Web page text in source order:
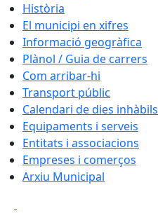
Història
El municipi en xifres
Informació geogràfica
Plànol / Guia de carrers
Com arribar-hi
Transport públic
Calendari de dies inhàbils
Equipaments i serveis
Entitats i associacions
Empreses i comerços
Arxiu Municipal